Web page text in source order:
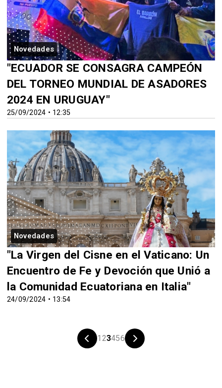
Novedades
25/09/2024 • 12:35
"ECUADOR SE CONSAGRA CAMPEÓN
DEL TORNEO MUNDIAL DE ASADORES
2024 EN URUGUAY"
Novedades
24/09/2024 • 13:54
"La Virgen del Cisne en el Vaticano: Un
Encuentro de Fe y Devoción que Unió a
la Comunidad Ecuatoriana en Italia"
1 23456